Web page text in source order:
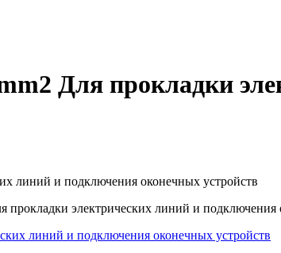
Для прокладки
линий и подключения оконечных устройств
электрических линий и подключения